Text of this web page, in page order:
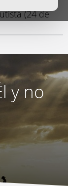
(24 de
y no